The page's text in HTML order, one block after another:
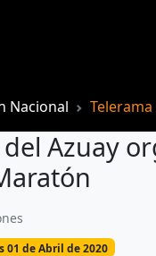
Nacional
Azuay
01 de Abril de 2020